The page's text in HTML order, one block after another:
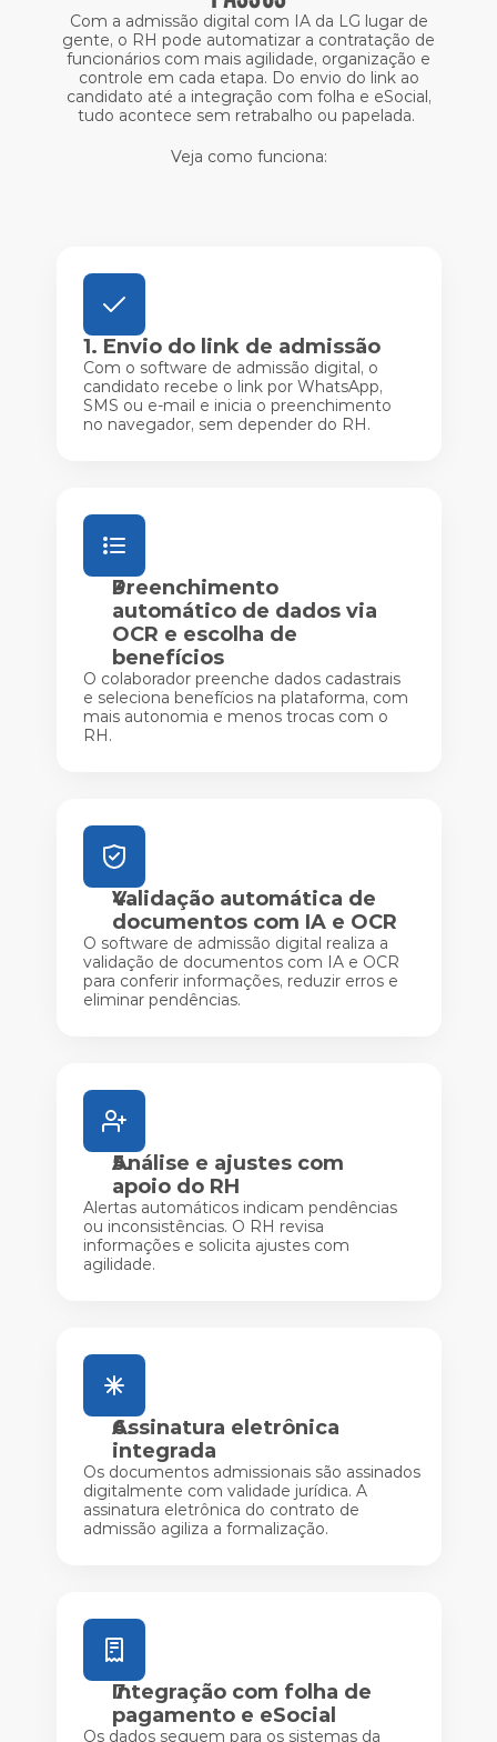
Com a admissão digital com IA da LG lugar de
gente, o RH pode automatizar a contratação de
funcionários com mais agilidade, organização e
controle em cada etapa. Do envio do link ao
candidato até a integração com folha e eSocial,
tudo acontece sem retrabalho ou papelada.
Veja como funciona:
1. Envio do link de admissão
Com o software de admissão digital, o
candidato recebe o link por WhatsApp,
SMS ou e-mail e inicia o preenchimento
no navegador, sem depender do RH.
Preenchimento
automático de dados via
OCR e escolha de
benefícios
O colaborador preenche dados cadastrais
e seleciona benefícios na plataforma, com
mais autonomia e menos trocas com o
RH.
Validação automática de
documentos com IA e OCR
O software de admissão digital realiza a
validação de documentos com IA e OCR
para conferir informações, reduzir erros e
eliminar pendências.
Análise e ajustes com
apoio do RH
Alertas automáticos indicam pendências
ou inconsistências. O RH revisa
informações e solicita ajustes com
agilidade.
Assinatura eletrônica
integrada
Os documentos admissionais são assinados
digitalmente com validade jurídica. A
assinatura eletrônica do contrato de
admissão agiliza a formalização.
Integração com folha de
pagamento e eSocial
Os dados seguem para os sistemas da